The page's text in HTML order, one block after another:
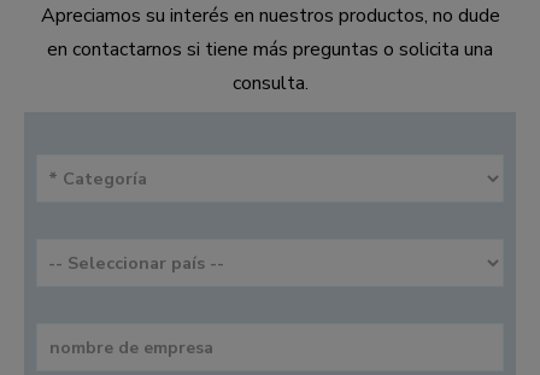
Apreciamos su interés en nuestros productos, no dude
en contactarnos si tiene más preguntas o solicita una
consulta.